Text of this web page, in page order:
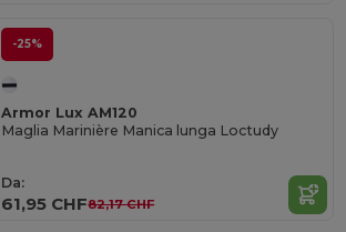
-25%
Armor Lux AM120
Maglia Marinière Manica lunga Loctudy
Da:
61,95 CHF82,17 CHF